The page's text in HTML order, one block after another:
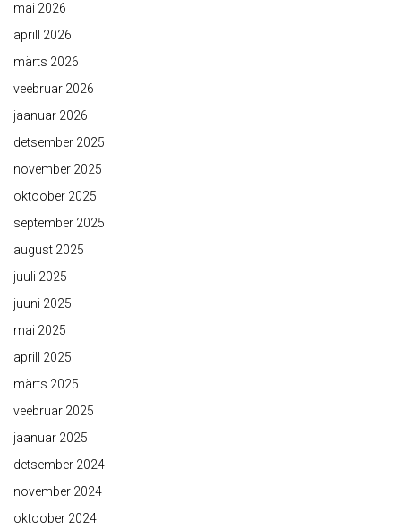
mai 2026
aprill 2026
märts 2026
veebruar 2026
jaanuar 2026
detsember 2025
november 2025
oktoober 2025
september 2025
august 2025
juuli 2025
juuni 2025
mai 2025
aprill 2025
märts 2025
veebruar 2025
jaanuar 2025
detsember 2024
november 2024
oktoober 2024